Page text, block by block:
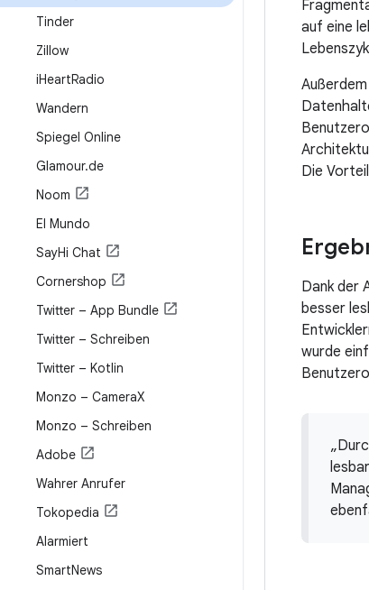
Tinder
Zillow
iHeartRadio
Wandern
Spiegel Online
Glamour.de
Noom
El Mundo
SayHi Chat
Cornershop
Twitter – App Bundle
Twitter – Schreiben
Twitter – Kotlin
Monzo – CameraX
Monzo – Schreiben
Adobe
Wahrer Anrufer
Tokopedia
Alarmiert
SmartNews
auf eine
Die
Dank der
besser
wurde